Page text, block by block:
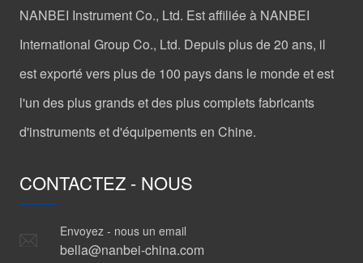
NANBEI Instrument Co., Ltd. Est affiliée à NANBEI
International Group Co., Ltd. Depuis plus de 20 ans, il
est exporté vers plus de 100 pays dans le monde et est
l'un des plus grands et des plus complets fabricants
d'instruments et d'équipements en Chine.
CONTACTEZ - NOUS
Envoyez - nous un email
bella@nanbei-china.com